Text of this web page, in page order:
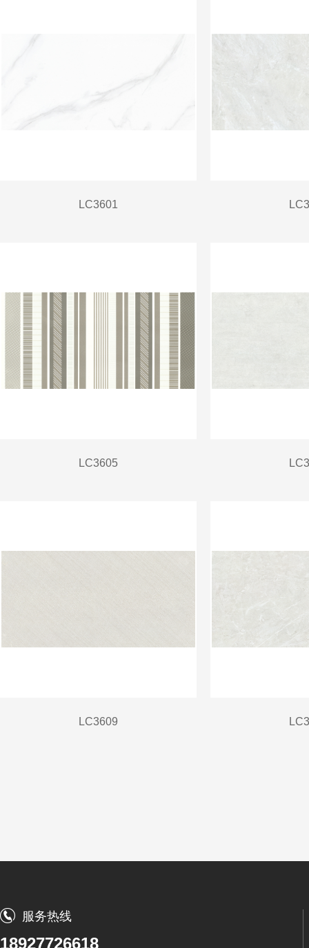
LC3601
LC3605
LC3609
服务热线
18927726618